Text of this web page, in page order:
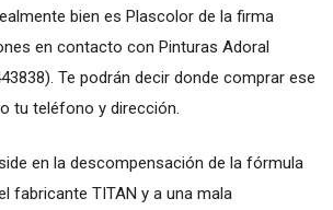
bien es Plascolor de la firma
en contacto con Pinturas Adoral
Te podrán decir donde comprar ese
tu teléfono y dirección.
en la descompensación de la fórmula
fabricante TITAN y a una mala